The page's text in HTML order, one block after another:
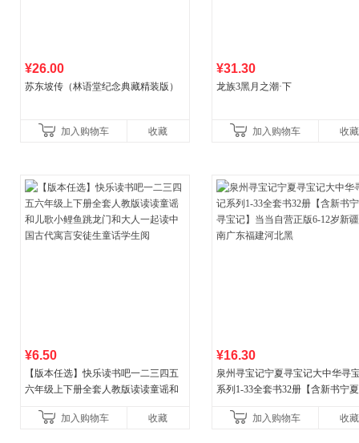
¥26.00
苏东坡传（林语堂纪念典藏精装版）
加入购物车 收藏
¥31.30
龙族3黑月之潮·下
加入购物车 收藏
¥6.50
【版本任选】快乐读书吧一二三四五
六年级上下册全套人教版读读童谣和
古代寓言安徒生童话学生阅
加入购物车 收藏
¥16.30
泉州寻宝记宁夏寻宝记大中华寻
系列1-33全套书32册【含新书宁
广东福建河北黑
加入购物车 收藏